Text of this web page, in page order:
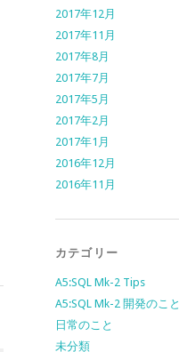
2017年12月
2017年11月
2017年8月
2017年7月
2017年5月
2017年2月
2017年1月
2016年12月
2016年11月
カテゴリー
A5:SQL Mk-2 Tips
A5:SQL Mk-2 開発のこと
日常のこと
未分類